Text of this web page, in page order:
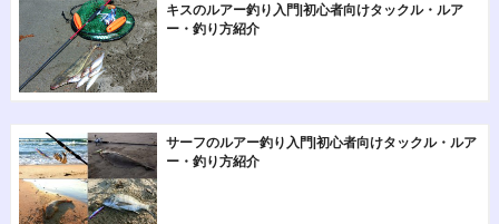
キスのルアー釣り入門|初心者向けタックル・ルア
ー・釣り方紹介
サーフのルアー釣り入門|初心者向けタックル・ルア
ー・釣り方紹介